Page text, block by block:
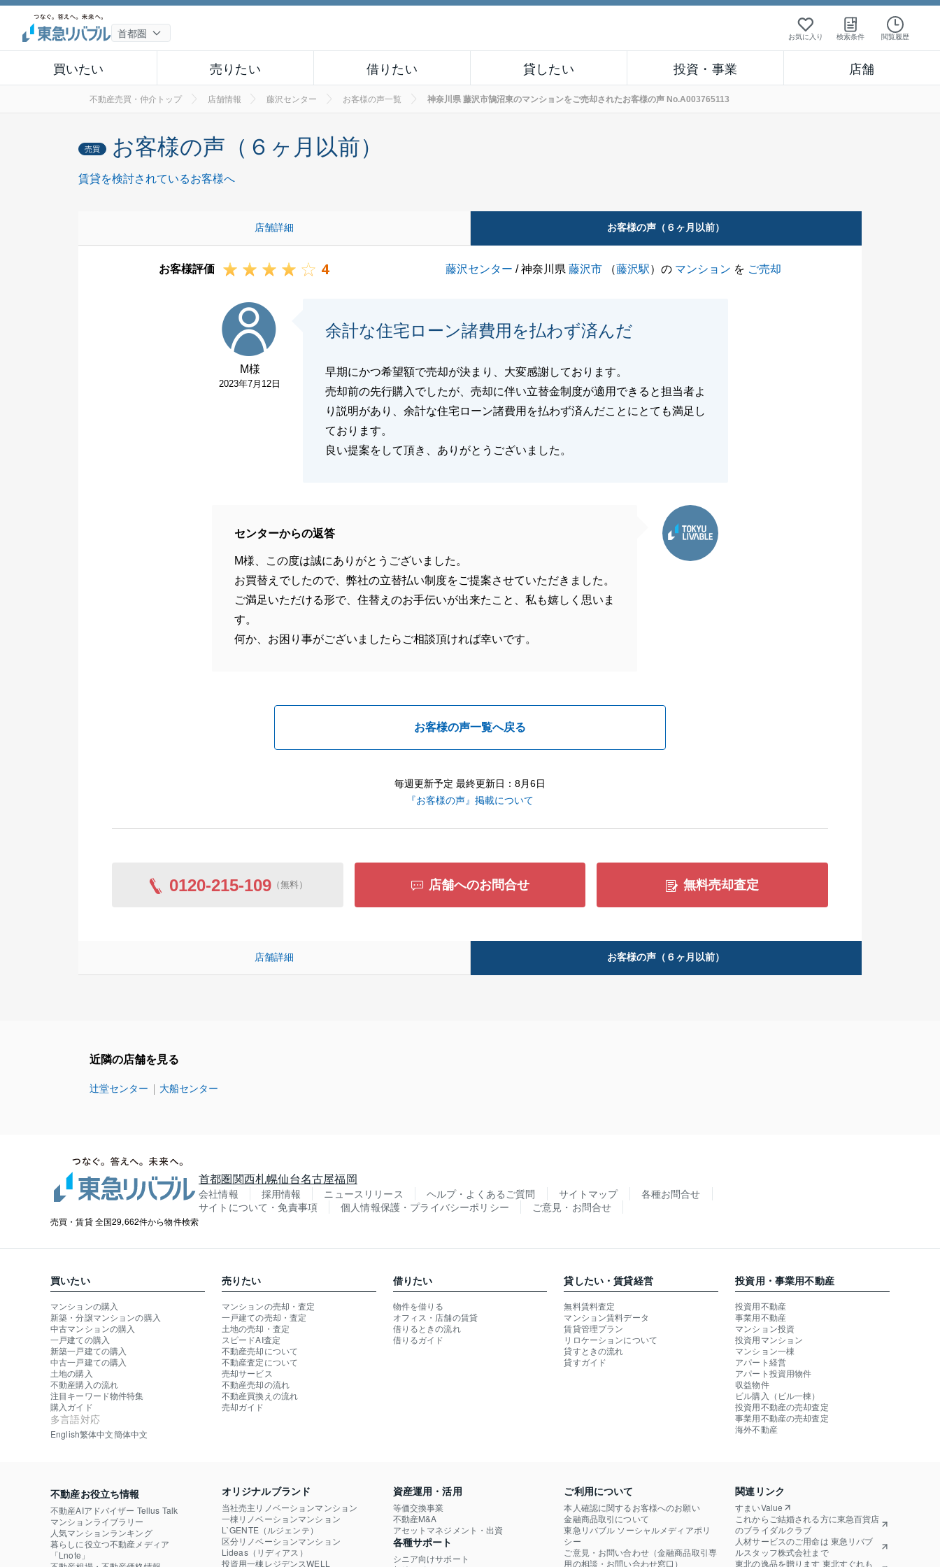
お気に入り 検索条件 閲覧履歴
買いたい 売りたい 借りたい 貸したい 投資・事業 店舗
不動産売買・仲介トップ 店舗情報 藤沢センター お客様の声一覧 神奈川県 藤沢市鵠沼東のマンションをご売却されたお客様の声 No.A003765113
売買 お客様の声（６ヶ月以前）
賃貸を検討されているお客様へ
店舗詳細 お客様の声（６ヶ月以前）
お客様評価 4 藤沢センター / 神奈川県藤沢市 （藤沢駅）の マンション を ご売却
M様
2023年7月12日
余計な住宅ローン諸費用を払わず済んだ
早期にかつ希望額で売却が決まり、大変感謝しております。
売却前の先行購入でしたが、売却に伴い立替金制度が適用できると担当者よ
り説明があり、余計な住宅ローン諸費用を払わず済んだことにとても満足し
ております。
良い提案をして頂き、ありがとうございました。
センターからの返答
M様、この度は誠にありがとうございました。
お買替えでしたので、弊社の立替払い制度をご提案させていただきました。
ご満足いただける形で、住替えのお手伝いが出来たこと、私も嬉しく思いま
す。
何か、お困り事がございましたらご相談頂ければ幸いです。
お客様の声一覧へ戻る
毎週更新予定 最終更新日：8月6日
『お客様の声』掲載について
0120-215-109（無料） 店舗へのお問合せ 無料売却査定
店舗詳細 お客様の声（６ヶ月以前）
近隣の店舗を見る
辻堂センター 大船センター
売買・賃貸 全国29,662件から物件検索
首都圏関西札幌仙台名古屋福岡
会社情報 採用情報 ニュースリリース ヘルプ・よくあるご質問 サイトマップ
各種お問合せ
サイトについて・免責事項
個人情報保護・プライバシーポリシー ご意見・お問合せ
買いたい
マンションの購入
新築・分譲マンションの購入
中古マンションの購入
一戸建ての購入
新築一戸建ての購入
中古一戸建ての購入
土地の購入
不動産購入の流れ
注目キーワード物件特集
購入ガイド
多言語対応
English繁体中文簡体中文
売りたい
マンションの売却・査定
一戸建ての売却・査定
土地の売却・査定
スピードAI査定
不動産売却について
不動産査定について
売却サービス
不動産売却の流れ
不動産買換えの流れ
売却ガイド
借りたい
物件を借りる
オフィス・店舗の賃貸
借りるときの流れ
借りるガイド
貸したい・賃貸経営
無料賃料査定
マンション賃料データ
賃貸管理プラン
リロケーションについて
貸すときの流れ
貸すガイド
投資用・事業用不動産
投資用不動産
事業用不動産
マンション投資
投資用マンション
マンション一棟
アパート経営
アパート投資用物件
収益物件
ビル購入（ビル一棟）
投資用不動産の売却査定
事業用不動産の売却査定
海外不動産
不動産お役立ち情報
不動産AIアドバイザー Tellus Talk
マンションライブラリー
人気マンションランキング
暮らしに役立つ不動産メディア
「Lnote」
オリジナルブランド
当社売主リノベーションマンション
一棟リノベーションマンション
L`GENTE（ルジェンテ）
区分リノベーションマンション
Lideas（リディアス）
投資用一棟レジデンスWELL
資産運用・活用
等価交換事業
不動産M&A
アセットマネジメント・出資
各種サポート
シニア向けサポート
ご利用について
本人確認に関するお客様へのお願い
金融商品取引について
東急リバブル ソーシャルメディアポリ
シー
ご意見・お問い合わせ（金融商品取引専
用の相談・お問い合わせ窓口）
関連リンク
すまいValue
これからご結婚される方に東急百貨店
のブライダルクラブ
人材サービスのご用命は 東急リバブ
ルスタッフ株式会社まで
東北の逸品を贈ります 東北すぐれも